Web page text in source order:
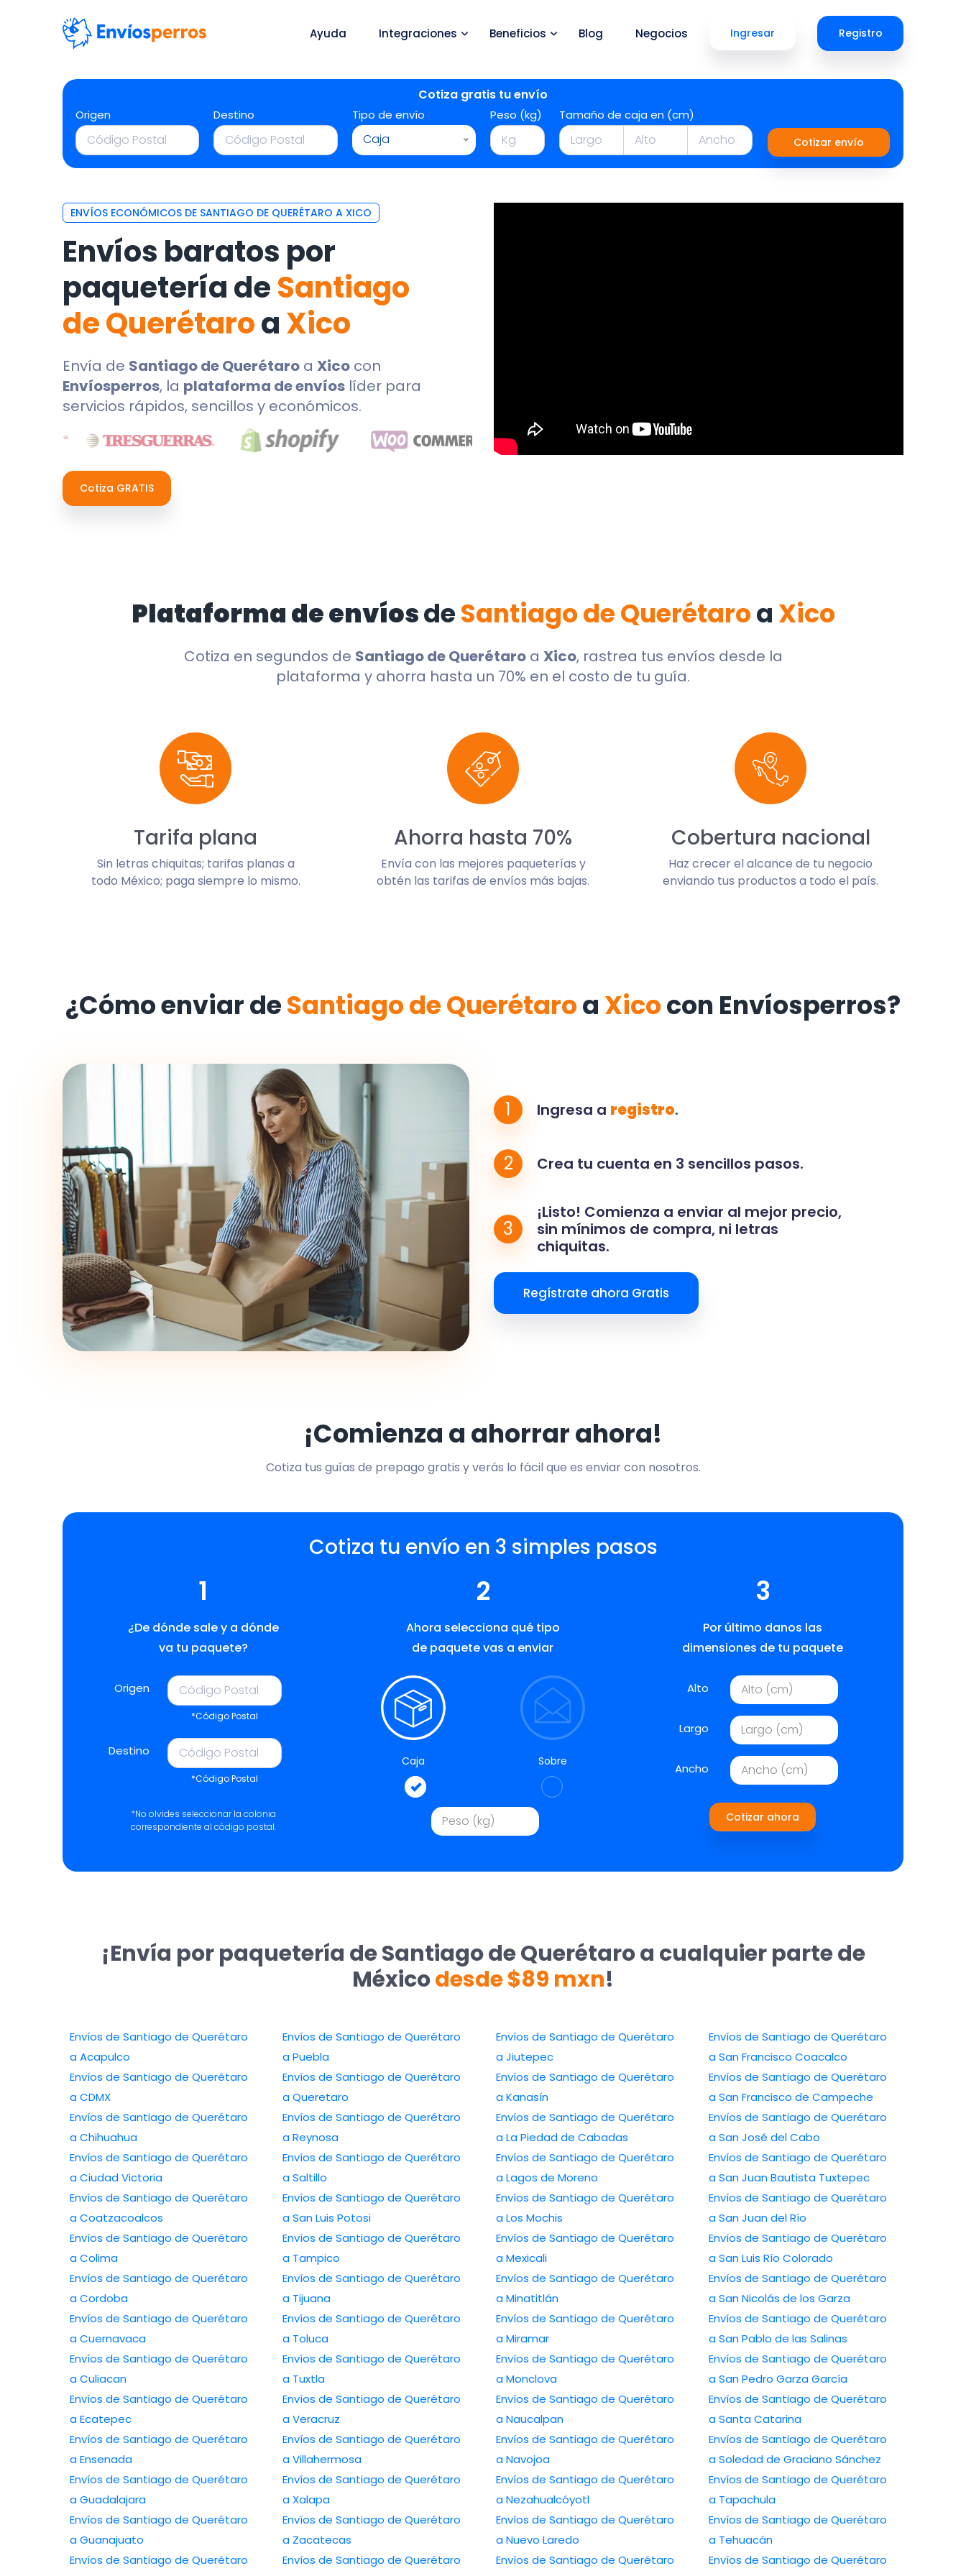
Ayuda Integraciones Beneficios Blog Negocios Ingresar Registro
Cotiza gratis tu envío
Origen Destino Tipo de envío
Caja
Peso (kg) Tamaño de caja en (cm)
Cotizar envío
ENVÍOS ECONÓMICOS DE SANTIAGO DE QUERÉTARO A XICO
Envíos baratos por
paquetería deSantiago
de QuerétaroaXico
Envía de Santiago de Querétaro a Xico con
Envíosperros, la plataforma de envíos líder para
servicios rápidos, sencillos y económicos.
Cotiza GRATIS
Plataforma de envíosdeSantiago de Querétaroa Xico
Cotiza en segundos de Santiago de Querétaroa Xico, rastrea tus envíos desde la
plataforma y ahorra hasta un 70% en el costo de tu guía.
Tarifa plana
Sin letras chiquitas; tarifas planas a
todo México; paga siempre lo mismo.
Ahorra hasta 70%
Envía con las mejores paqueterías y
obtén las tarifas de envíos más bajas.
Cobertura nacional
Haz crecer el alcance de tu negocio
enviando tus productos a todo el país.
¿Cómo enviar deSantiago de Querétaroa Xicocon Envíosperros?
1 Ingresa a registro.
2 Crea tu cuenta en 3 sencillos pasos.
3
¡Listo! Comienza a enviar al mejor precio,
sin mínimos de compra, ni letras
chiquitas.
Regístrate ahora Gratis
¡Comienza a ahorrar ahora!
Cotiza tus guías de prepago gratis y verás lo fácil que es enviar con nosotros.
Cotiza tu envío en 3 simples pasos
1
¿De dónde sale y a dónde
va tu paquete?
Origen
*Código Postal
Destino
*Código Postal
*No olvides seleccionar la colonia
correspondiente al código postal.
2
Ahora selecciona qué tipo
de paquete vas a enviar
Caja Sobre
3
Por último danos las
dimensiones de tu paquete
Alto
Largo
Ancho
Cotizar ahora
¡Envía por paquetería de Santiago de Querétaro a cualquier parte de
Méxicodesde $89 mxn!
Envíos de Santiago de Querétaro
a Acapulco
Envíos de Santiago de Querétaro
a CDMX
Envíos de Santiago de Querétaro
a Chihuahua
Envíos de Santiago de Querétaro
a Ciudad Victoria
Envíos de Santiago de Querétaro
a Coatzacoalcos
Envíos de Santiago de Querétaro
a Colima
Envíos de Santiago de Querétaro
a Cordoba
Envíos de Santiago de Querétaro
a Cuernavaca
Envíos de Santiago de Querétaro
a Culiacan
Envíos de Santiago de Querétaro
a Ecatepec
Envíos de Santiago de Querétaro
a Ensenada
Envíos de Santiago de Querétaro
a Guadalajara
Envíos de Santiago de Querétaro
a Guanajuato
Envíos de Santiago de Querétaro
Envíos de Santiago de Querétaro
a Puebla
Envíos de Santiago de Querétaro
a Queretaro
Envíos de Santiago de Querétaro
a Reynosa
Envíos de Santiago de Querétaro
a Saltillo
Envíos de Santiago de Querétaro
a San Luis Potosi
Envíos de Santiago de Querétaro
a Tampico
Envíos de Santiago de Querétaro
a Tijuana
Envíos de Santiago de Querétaro
a Toluca
Envíos de Santiago de Querétaro
a Tuxtla
Envíos de Santiago de Querétaro
a Veracruz
Envíos de Santiago de Querétaro
a Villahermosa
Envíos de Santiago de Querétaro
a Xalapa
Envíos de Santiago de Querétaro
a Zacatecas
Envíos de Santiago de Querétaro
Envíos de Santiago de Querétaro
a Jiutepec
Envíos de Santiago de Querétaro
a Kanasín
Envíos de Santiago de Querétaro
a La Piedad de Cabadas
Envíos de Santiago de Querétaro
a Lagos de Moreno
Envíos de Santiago de Querétaro
a Los Mochis
Envíos de Santiago de Querétaro
a Mexicali
Envíos de Santiago de Querétaro
a Minatitlán
Envíos de Santiago de Querétaro
a Miramar
Envíos de Santiago de Querétaro
a Monclova
Envíos de Santiago de Querétaro
a Naucalpan
Envíos de Santiago de Querétaro
a Navojoa
Envíos de Santiago de Querétaro
a Nezahualcóyotl
Envíos de Santiago de Querétaro
a Nuevo Laredo
Envíos de Santiago de Querétaro
Envíos de Santiago de Querétaro
a San Francisco Coacalco
Envíos de Santiago de Querétaro
a San Francisco de Campeche
Envíos de Santiago de Querétaro
a San José del Cabo
Envíos de Santiago de Querétaro
a San Juan Bautista Tuxtepec
Envíos de Santiago de Querétaro
a San Juan del Río
Envíos de Santiago de Querétaro
a San Luis Río Colorado
Envíos de Santiago de Querétaro
a San Nicolás de los Garza
Envíos de Santiago de Querétaro
a San Pablo de las Salinas
Envíos de Santiago de Querétaro
a San Pedro Garza García
Envíos de Santiago de Querétaro
a Santa Catarina
Envíos de Santiago de Querétaro
a Soledad de Graciano Sánchez
Envíos de Santiago de Querétaro
a Tapachula
Envíos de Santiago de Querétaro
a Tehuacán
Envíos de Santiago de Querétaro